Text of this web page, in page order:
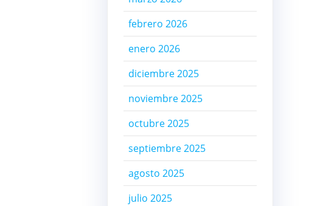
febrero 2026
enero 2026
diciembre 2025
noviembre 2025
octubre 2025
septiembre 2025
agosto 2025
julio 2025